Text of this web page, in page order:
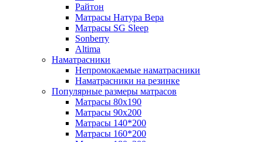
Райтон
Матрасы Натура Вера
Матрасы SG Sleep
Sonberry
Altima
Наматрасники
Непромокаемые наматрасники
Наматрасники на резинке
Популярные размеры матрасов
Матрасы 80x190
Матрасы 90x200
Матрасы 140*200
Матрасы 160*200